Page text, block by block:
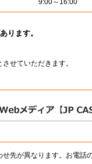
9:00～16:00
ります。
せていただきます。
先が異なります。お電話